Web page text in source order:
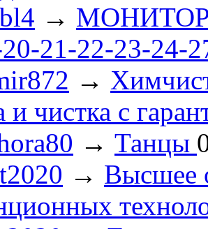
→ МОНИТОРЫ
21-22-23-24-
→
и чистка с
→ Танцы
→ Высшее